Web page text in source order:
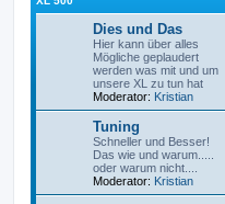
Dies und Das
Hier kann über alles
Mögliche geplaudert
werden was mit und um
unsere XL zu tun hat
Moderator: Kristian
Tuning
Schneller und Besser!
Das wie und warum.....
oder warum nicht....
Moderator: Kristian